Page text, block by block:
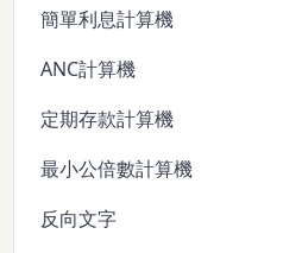
簡單利息計算機
ANC計算機
定期存款計算機
最小公倍數計算機
反向文字